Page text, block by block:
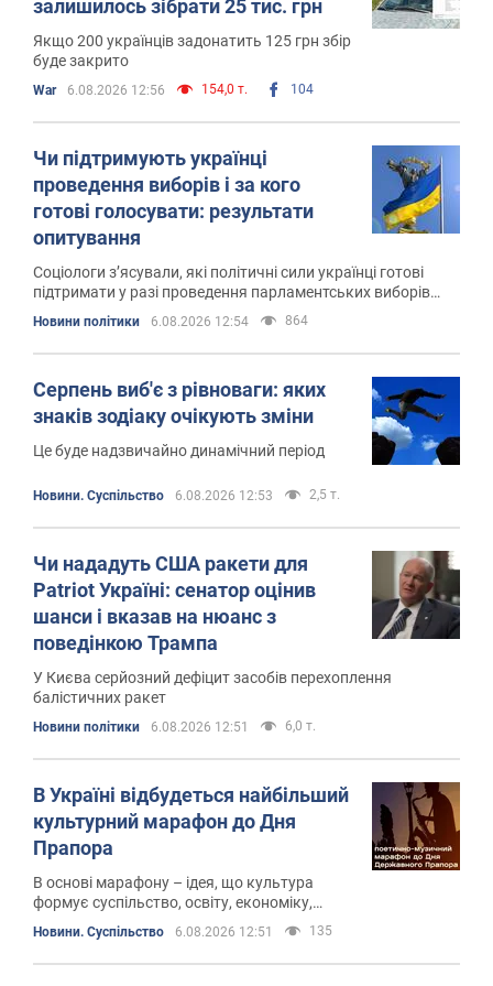
залишилось зібрати 25 тис. грн
Якщо 200 українців задонатить 125 грн збір
буде закрито
War 6.08.2026 12:56 154,0 т. 104
Чи підтримують українці
проведення виборів і за кого
готові голосувати: результати
опитування
Соціологи з’ясували, які політичні сили українці готові
підтримати у разі проведення парламентських виборів
найближчим часом
Новини політики 6.08.2026 12:54 864
Серпень виб'є з рівноваги: яких
знаків зодіаку очікують зміни
Це буде надзвичайно динамічний період
Новини. Суспільство 6.08.2026 12:53 2,5 т.
Чи нададуть США ракети для
Patriot Україні: сенатор оцінив
шанси і вказав на нюанс з
поведінкою Трампа
У Києва серйозний дефіцит засобів перехоплення
балістичних ракет
Новини політики 6.08.2026 12:51 6,0 т.
В Україні відбудеться найбільший
культурний марафон до Дня
Прапора
В основі марафону – ідея, що культура
формує суспільство, освіту, економіку,
підприємництво, історичну пам'ять і
національну ідентичність
Новини. Суспільство 6.08.2026 12:51 135